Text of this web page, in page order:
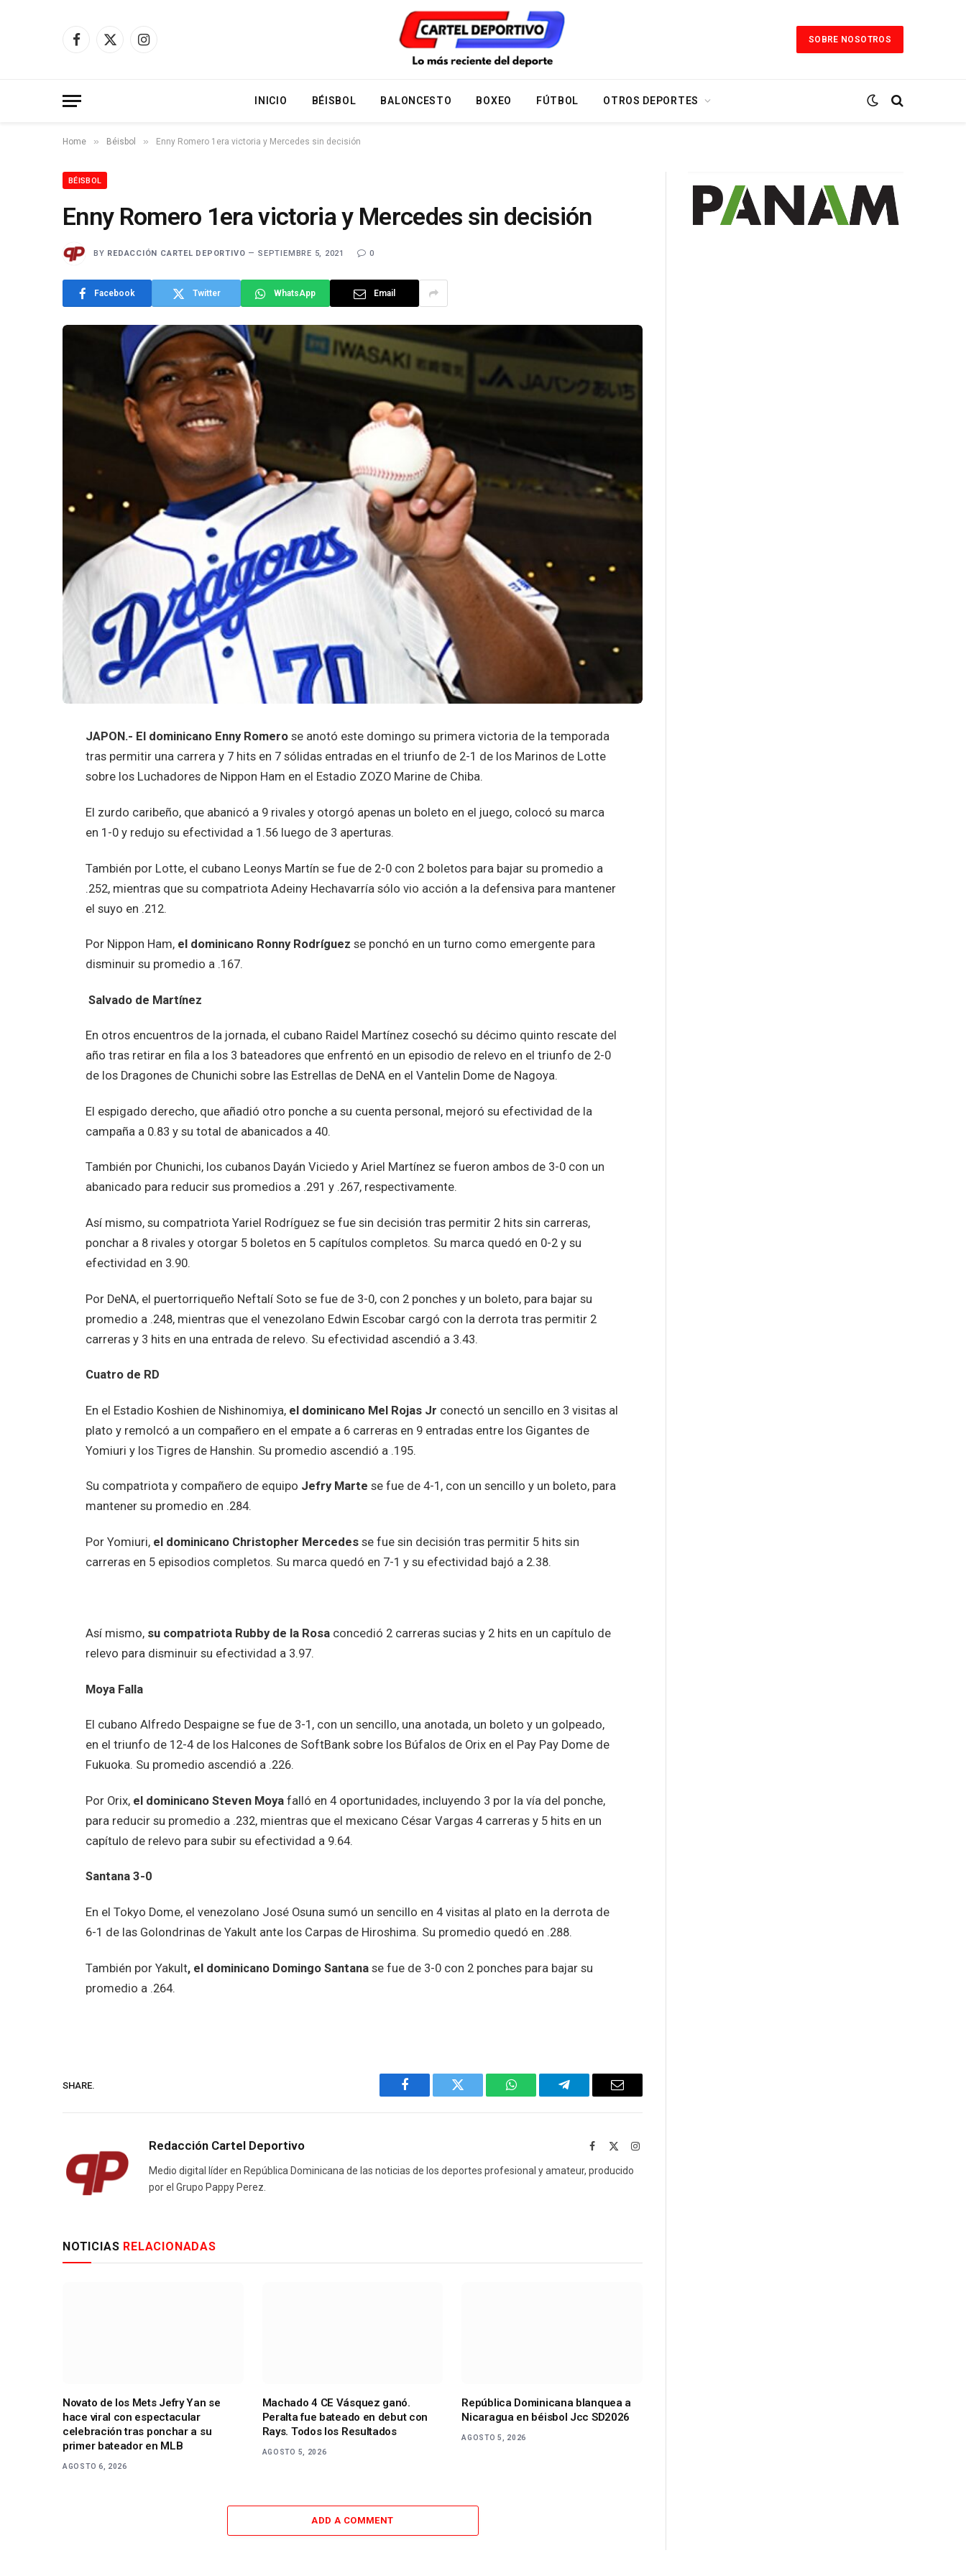
Facebook
X
Instagram
SOBRE NOSOTROS
INICIO BÉISBOL BALONCESTO BOXEO FÚTBOL OTROS DEPORTES
Home » Béisbol » Enny Romero 1era victoria y Mercedes sin decisión
BÉISBOL
Enny Romero 1era victoria y Mercedes sin decisión
BY REDACCIÓN CARTEL DEPORTIVO SEPTIEMBRE 5, 2021 0
Facebook Twitter WhatsApp Email
JAPON.- El dominicano Enny Romerose anotó este domingo su primera victoria de la temporada
tras permitir una carrera y 7 hits en 7 sólidas entradas en el triunfo de 2-1 de los Marinos de Lotte
sobre los Luchadores de Nippon Ham en el Estadio ZOZO Marine de Chiba.
El zurdo caribeño, que abanicó a 9 rivales y otorgó apenas un boleto en el juego, colocó su marca
en 1-0 y redujo su efectividad a 1.56 luego de 3 aperturas.
También por Lotte, el cubano Leonys Martín se fue de 2-0 con 2 boletos para bajar su promedio a
.252, mientras que su compatriota Adeiny Hechavarría sólo vio acción a la defensiva para mantener
el suyo en .212.
Por Nippon Ham, el dominicano Ronny Rodríguez se ponchó en un turno como emergente para
disminuir su promedio a .167.
Salvado de Martínez
En otros encuentros de la jornada, el cubano Raidel Martínez cosechó su décimo quinto rescate del
año tras retirar en fila a los 3 bateadores que enfrentó en un episodio de relevo en el triunfo de 2-0
de los Dragones de Chunichi sobre las Estrellas de DeNA en el Vantelin Dome de Nagoya.
El espigado derecho, que añadió otro ponche a su cuenta personal, mejoró su efectividad de la
campaña a 0.83 y su total de abanicados a 40.
También por Chunichi, los cubanos Dayán Viciedo y Ariel Martínez se fueron ambos de 3-0 con un
abanicado para reducir sus promedios a .291 y .267, respectivamente.
Así mismo, su compatriota Yariel Rodríguez se fue sin decisión tras permitir 2 hits sin carreras,
ponchar a 8 rivales y otorgar 5 boletos en 5 capítulos completos. Su marca quedó en 0-2 y su
efectividad en 3.90.
Por DeNA, el puertorriqueño Neftalí Soto se fue de 3-0, con 2 ponches y un boleto, para bajar su
promedio a .248, mientras que el venezolano Edwin Escobar cargó con la derrota tras permitir 2
carreras y 3 hits en una entrada de relevo. Su efectividad ascendió a 3.43.
Cuatro de RD
En el Estadio Koshien de Nishinomiya, el dominicano Mel Rojas Jr conectó un sencillo en 3 visitas al
plato y remolcó a un compañero en el empate a 6 carreras en 9 entradas entre los Gigantes de
Yomiuri y los Tigres de Hanshin. Su promedio ascendió a .195.
Su compatriota y compañero de equipo Jefry Marte se fue de 4-1, con un sencillo y un boleto, para
mantener su promedio en .284.
Por Yomiuri, el dominicano Christopher Mercedesse fue sin decisión tras permitir 5 hits sin
carreras en 5 episodios completos. Su marca quedó en 7-1 y su efectividad bajó a 2.38.
Así mismo, su compatriota Rubby de la Rosaconcedió 2 carreras sucias y 2 hits en un capítulo de
relevo para disminuir su efectividad a 3.97.
Moya Falla
El cubano Alfredo Despaigne se fue de 3-1, con un sencillo, una anotada, un boleto y un golpeado,
en el triunfo de 12-4 de los Halcones de SoftBank sobre los Búfalos de Orix en el Pay Pay Dome de
Fukuoka. Su promedio ascendió a .226.
Por Orix, el dominicano Steven Moyafalló en 4 oportunidades, incluyendo 3 por la vía del ponche,
para reducir su promedio a .232, mientras que el mexicano César Vargas 4 carreras y 5 hits en un
capítulo de relevo para subir su efectividad a 9.64.
Santana 3-0
En el Tokyo Dome, el venezolano José Osuna sumó un sencillo en 4 visitas al plato en la derrota de
6-1 de las Golondrinas de Yakult ante los Carpas de Hiroshima. Su promedio quedó en .288.
También por Yakult, el dominicano Domingo Santanase fue de 3-0 con 2 ponches para bajar su
promedio a .264.
SHARE.
Facebook Twitter WhatsAppTelegram Email
Redacción Cartel Deportivo Facebook Instagram
Medio digital líder en República Dominicana de las noticias de los deportes profesional y amateur, producido
por el Grupo Pappy Perez.
NOTICIAS RELACIONADAS
Novato de los Mets Jefry Yan se
hace viral con espectacular
celebración tras ponchar a su
primer bateador en MLB
AGOSTO 6, 2026
Machado 4 CE Vásquez ganó.
Peralta fue bateado en debut con
Rays. Todos los Resultados
AGOSTO 5, 2026
República Dominicana blanquea a
Nicaragua en béisbol Jcc SD2026
AGOSTO 5, 2026
ADD A COMMENT